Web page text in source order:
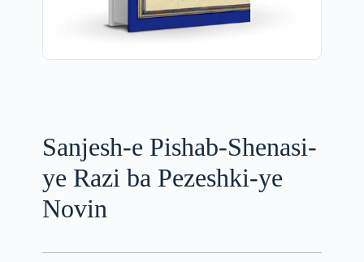
Sanjesh-e Pishab-Shenasi-
ye Razi ba Pezeshki-ye
Novin